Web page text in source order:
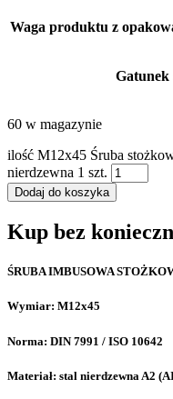
Waga produktu z
Gatunek
60 w magazynie
ilość M12x45 Śruba
nierdzewna 1 szt.
Dodaj do koszyka
Kup bez
ŚRUBA IMBUSOWA
Wymiar: M12x45
Norma: DIN 7991 / ISO 10642
Materiał: stal nierdzewna A2